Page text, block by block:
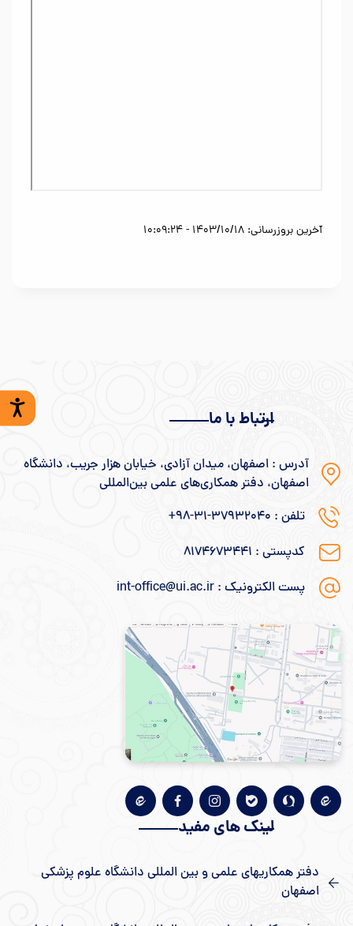
آخرین بروزرسانی: 1403/10/18 - 10:09:24
ارتباط با ما
آدرس : اصفهان، میدان آزادی، خیابان هزار جریب، دانشگاه
اصفهان، دفتر همکاری‌های علمی بین‌المللی
تلفن : ۳۷۹۳۲۰۴۰-۳۱-۹۸+
کدپستی : ۸۱۷۴۶۷۳۴۴۱
پست الکترونیک : int-office@ui.ac.ir
لینک های مفید
دفتر همکاریهای علمی و بین المللی دانشگاه علوم پزشکی
اصفهان